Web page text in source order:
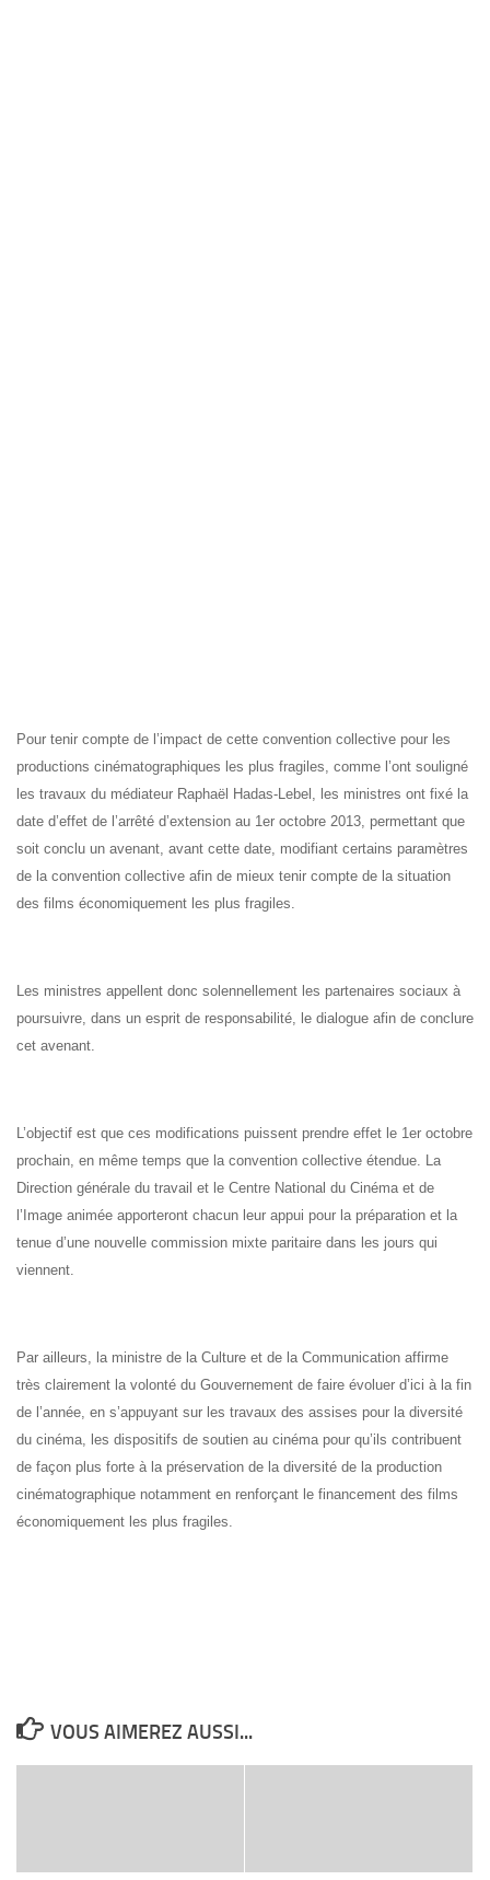
Pour tenir compte de l’impact de cette convention collective pour les
productions cinématographiques les plus fragiles, comme l’ont souligné
les travaux du médiateur Raphaël Hadas-Lebel, les ministres ont fixé la
date d’effet de l’arrêté d’extension au 1er octobre 2013, permettant que
soit conclu un avenant, avant cette date, modifiant certains paramètres
de la convention collective afin de mieux tenir compte de la situation
des films économiquement les plus fragiles.
Les ministres appellent donc solennellement les partenaires sociaux à
poursuivre, dans un esprit de responsabilité, le dialogue afin de conclure
cet avenant.
L’objectif est que ces modifications puissent prendre effet le 1er octobre
prochain, en même temps que la convention collective étendue. La
Direction générale du travail et le Centre National du Cinéma et de
l’Image animée apporteront chacun leur appui pour la préparation et la
tenue d’une nouvelle commission mixte paritaire dans les jours qui
viennent.
Par ailleurs, la ministre de la Culture et de la Communication affirme
très clairement la volonté du Gouvernement de faire évoluer d’ici à la fin
de l’année, en s’appuyant sur les travaux des assises pour la diversité
du cinéma, les dispositifs de soutien au cinéma pour qu’ils contribuent
de façon plus forte à la préservation de la diversité de la production
cinématographique notamment en renforçant le financement des films
économiquement les plus fragiles.
VOUS AIMEREZ AUSSI...